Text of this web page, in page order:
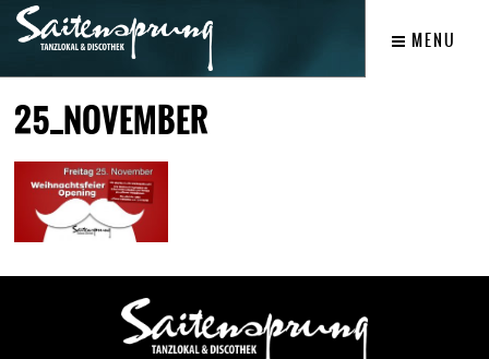
MENU
25_NOVEMBER